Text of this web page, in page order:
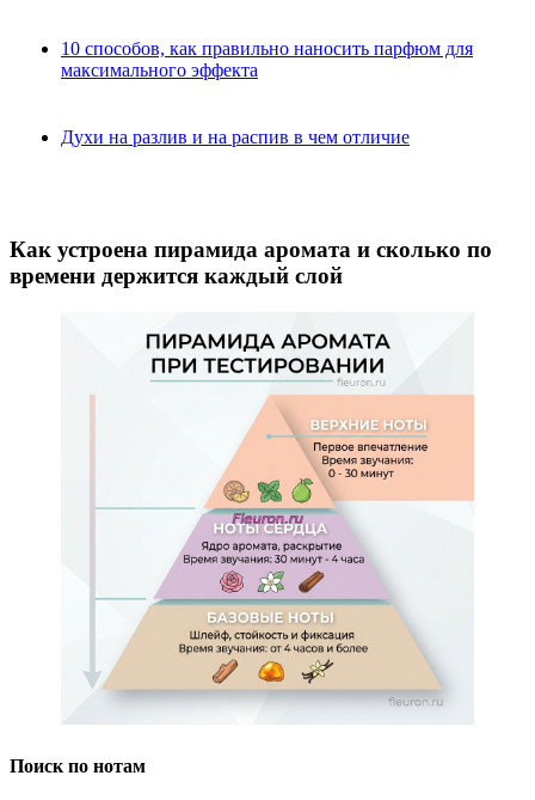
10 способов, как правильно наносить парфюм для
максимального эффекта
Духи на разлив и на распив в чем отличие
Как устроена пирамида аромата и сколько по
времени держится каждый слой
Поиск по нотам